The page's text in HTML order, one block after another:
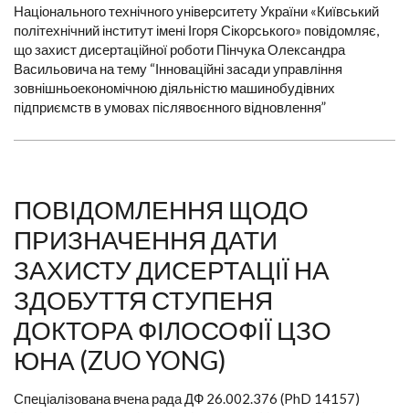
Національного технічного університету України «Київський
політехнічний інститут імені Ігоря Сікорського» повідомляє,
що захист дисертаційної роботи Пінчука Олександра
Васильовича на тему “Інноваційні засади управління
зовнішньоекономічною діяльністю машинобудівних
підприємств в умовах післявоєнного відновлення”
ПОВІДОМЛЕННЯ ЩОДО
ПРИЗНАЧЕННЯ ДАТИ
ЗАХИСТУ ДИСЕРТАЦІЇ НА
ЗДОБУТТЯ СТУПЕНЯ
ДОКТОРА ФІЛОСОФІЇ ЦЗО
ЮНА (ZUO YONG)
Спеціалізована вчена рада ДФ 26.002.376 (PhD 14157)